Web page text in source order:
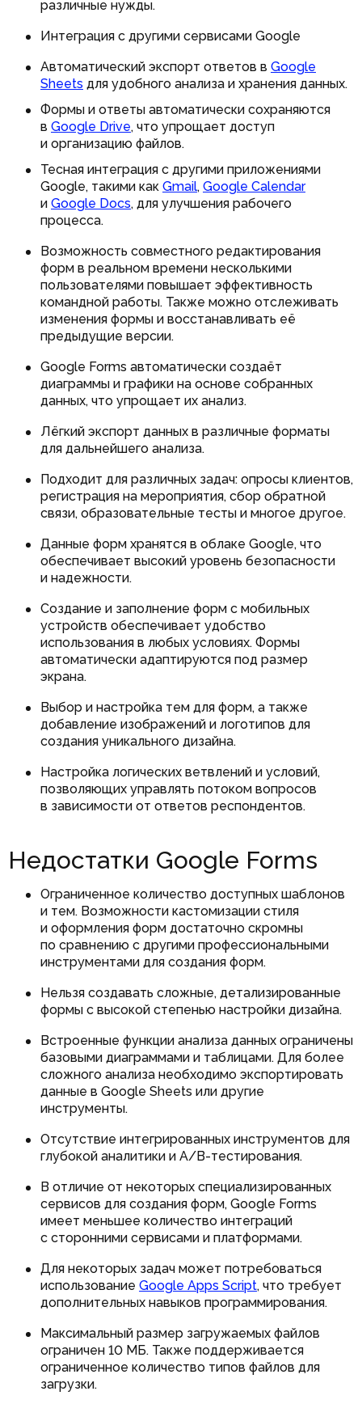
различные нужды.
Интеграция с другими сервисами Google
Автоматический экспорт ответов в Google
Sheets для удобного анализа и хранения данных.
Формы и ответы автоматически сохраняются
в Google Drive, что упрощает доступ
и организацию файлов.
Тесная интеграция с другими приложениями
Google, такими как Gmail, Google Calendar
и Google Docs, для улучшения рабочего
процесса.
Возможность совместного редактирования
форм в реальном времени несколькими
пользователями повышает эффективность
командной работы. Также можно отслеживать
изменения формы и восстанавливать её
предыдущие версии.
Google Forms автоматически создаёт
диаграммы и графики на основе собранных
данных, что упрощает их анализ.
Лёгкий экспорт данных в различные форматы
для дальнейшего анализа.
Подходит для различных задач: опросы клиентов,
регистрация на мероприятия, сбор обратной
связи, образовательные тесты и многое другое.
Данные форм хранятся в облаке Google, что
обеспечивает высокий уровень безопасности
и надежности.
Создание и заполнение форм с мобильных
устройств обеспечивает удобство
использования в любых условиях. Формы
автоматически адаптируются под размер
экрана.
Выбор и настройка тем для форм, а также
добавление изображений и логотипов для
создания уникального дизайна.
Настройка логических ветвлений и условий,
позволяющих управлять потоком вопросов
в зависимости от ответов респондентов.
Недостатки Google Forms
Ограниченное количество доступных шаблонов
и тем. Возможности кастомизации стиля
и оформления форм достаточно скромны
по сравнению с другими профессиональными
инструментами для создания форм.
Нельзя создавать сложные, детализированные
формы с высокой степенью настройки дизайна.
Встроенные функции анализа данных ограничены
базовыми диаграммами и таблицами. Для более
сложного анализа необходимо экспортировать
данные в Google Sheets или другие
инструменты.
Отсутствие интегрированных инструментов для
глубокой аналитики и A/B-тестирования.
В отличие от некоторых специализированных
сервисов для создания форм, Google Forms
имеет меньшее количество интеграций
с сторонними сервисами и платформами.
Для некоторых задач может потребоваться
использование Google Apps Script, что требует
дополнительных навыков программирования.
Максимальный размер загружаемых файлов
ограничен 10 МБ. Также поддерживается
ограниченное количество типов файлов для
загрузки.